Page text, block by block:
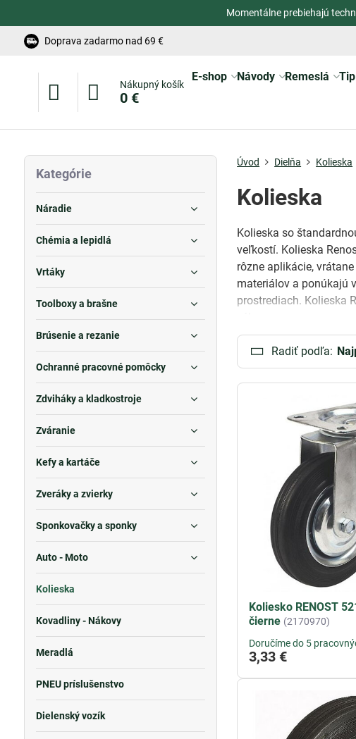
Momentálne prebiehajú
Doprava zadarmo nad 69 €
Nákupný košík
0 €
E-shop Návody Remeslá
Úvod Dielňa Kolieska
Kolieska
Kolieska so
veľkostí. Kolieska
rôzne aplikácie,
materiálov a ponúkajú
prostrediach. Kolieska
Radiť podľa:
Koliesko RENOST
čierne (2170970)
Doručíme do 5
3,33 €
Kategórie
Náradie
Chémia a lepidlá
Vrtáky
Toolboxy a brašne
Brúsenie a rezanie
Ochranné pracovné pomôcky
Zdviháky a kladkostroje
Zváranie
Kefy a kartáče
Zveráky a zvierky
Sponkovačky a sponky
Auto - Moto
Kolieska
Kovadliny - Nákovy
Meradlá
PNEU príslušenstvo
Dielenský vozík